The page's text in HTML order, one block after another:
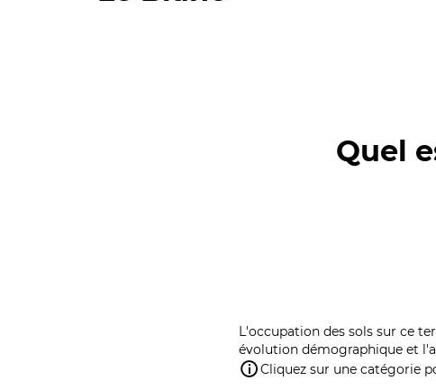
Quel
L'occupation des sols sur ce
évolution démographique et
Cliquez sur une catégorie